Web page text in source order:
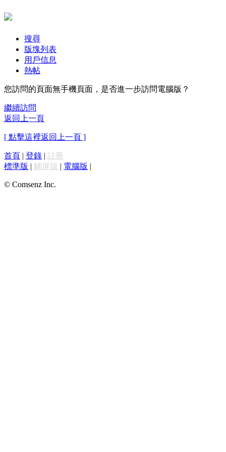
搜尋
版塊列表
用戶信息
熱帖
您訪問的頁面無手機頁面，是否進一步訪問電腦版？
繼續訪問
返回上一頁
[ 點擊這裡返回上一頁 ]
首頁 | 登錄 | 註冊
標準版 | 觸屏版 | 電腦版 |
© Comsenz Inc.